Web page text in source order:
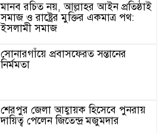
মানব রচিত নয়, আল্লাহর আইন প্রতিষ্ঠাই
সমাজ ও রাষ্ট্রের মুক্তির একমাত্র পথ:
ইসলামী সমাজ
সোনারগাঁয়ে প্রবাসফেরত সন্তানের
নির্মমতা
শেরপুর জেলা আহ্বায়ক হিসেবে পুনরায়
দায়িত্ব পেলেন জিতেন্দ্র মজুমদার